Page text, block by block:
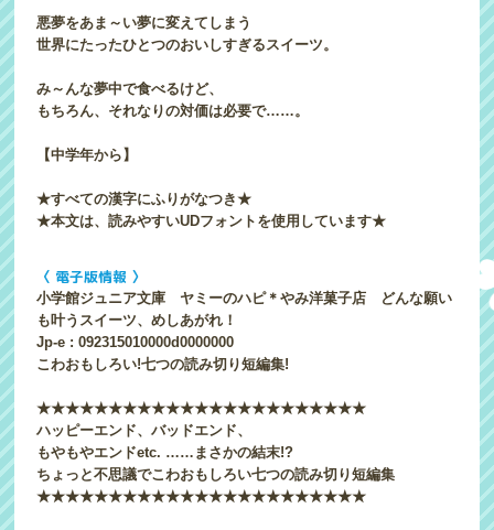
悪夢をあま～い夢に変えてしまう
世界にたったひとつのおいしすぎるスイーツ。
み～んな夢中で食べるけど、
もちろん、それなりの対価は必要で……。
【中学年から】
★すべての漢字にふりがなつき★
★本文は、読みやすいUDフォントを使用しています★
〈 電子版情報 〉
小学館ジュニア文庫 ヤミーのハピ＊やみ洋菓子店 どんな願い
も叶うスイーツ、めしあがれ！
Jp-e : 092315010000d0000000
こわおもしろい!七つの読み切り短編集!
★★★★★★★★★★★★★★★★★★★★★★★
ハッピーエンド、バッドエンド、
もやもやエンドetc. ……まさかの結末!?
ちょっと不思議でこわおもしろい七つの読み切り短編集
★★★★★★★★★★★★★★★★★★★★★★★